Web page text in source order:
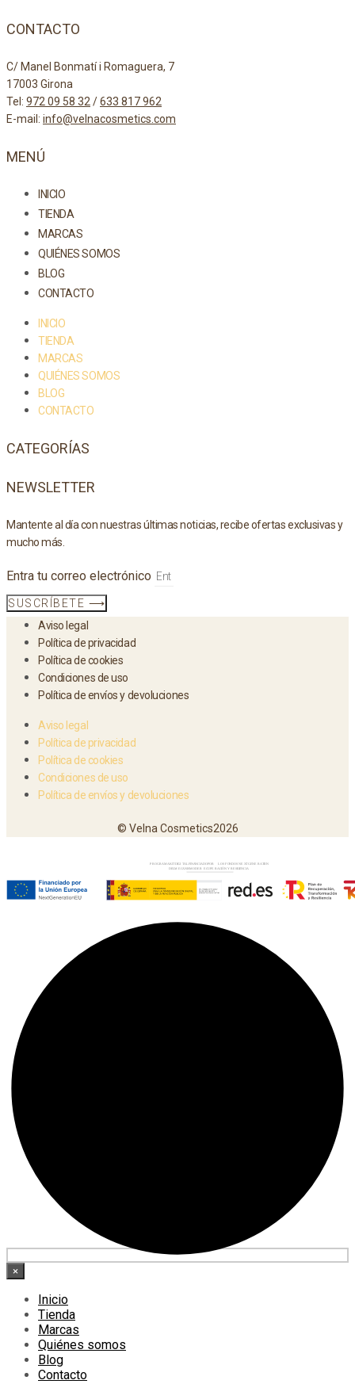
CONTACTO
C/ Manel Bonmatí i Romaguera, 7
17003 Girona
Tel: 972 09 58 32/633 817 962
E-mail: info@velnacosmetics.com
MENÚ
INICIO
TIENDA
MARCAS
QUIÉNES SOMOS
BLOG
CONTACTO
INICIO
TIENDA
MARCAS
QUIÉNES SOMOS
BLOG
CONTACTO
CATEGORÍAS
NEWSLETTER
Mantente al día con nuestras últimas noticias, recibe ofertas exclusivas y
mucho más.
Entra tu correo electrónico
SUSCRÍBETE ⟶
Aviso legal
Política de privacidad
Política de cookies
Condiciones de uso
Política de envíos y devoluciones
Aviso legal
Política de privacidad
Política de cookies
Condiciones de uso
Política de envíos y devoluciones
© Velna Cosmetics2026
×
Inicio
Tienda
Marcas
Quiénes somos
Blog
Contacto